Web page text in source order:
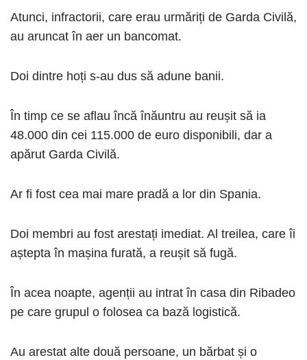
Atunci, infractorii, care erau urmăriți de Garda Civilă,
au aruncat în aer un bancomat.
Doi dintre hoți s-au dus să adune banii.
În timp ce se aflau încă înăuntru au reușit să ia
48.000 din cei 115.000 de euro disponibili, dar a
apărut Garda Civilă.
Ar fi fost cea mai mare pradă a lor din Spania.
Doi membri au fost arestați imediat. Al treilea, care îi
aștepta în mașina furată, a reușit să fugă.
În acea noapte, agenții au intrat în casa din Ribadeo
pe care grupul o folosea ca bază logistică.
Au arestat alte două persoane, un bărbat și o